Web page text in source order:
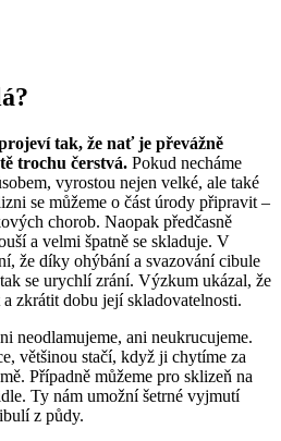
tak, že nať je převážně
trochu čerstvá. Pokud necháme
vyrostou nejen velké, ale také
se můžeme o část úrody připravit –
chorob. Naopak předčasně
a velmi špatně se skladuje. V
že díky ohýbání a svazování cibule
se urychlí zrání. Výzkum ukázal, že
zkrátit dobu její skladovatelnosti.
neodlamujeme, ani neukrucujeme.
většinou stačí, když ji chytíme za
Případně můžeme pro sklizeň na
Ty nám umožní šetrné vyjmutí
z půdy.